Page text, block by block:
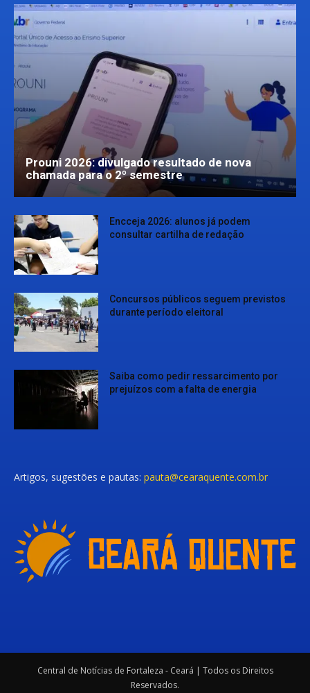
Prouni 2026: divulgado resultado de nova
chamada para o 2º semestre
Encceja 2026: alunos já podem
consultar cartilha de redação
Concursos públicos seguem previstos
durante período eleitoral
Saiba como pedir ressarcimento por
prejuízos com a falta de energia
Artigos, sugestões e pautas: pauta@cearaquente.com.br
Central de Notícias de Fortaleza - Ceará | Todos os Direitos
Reservados.